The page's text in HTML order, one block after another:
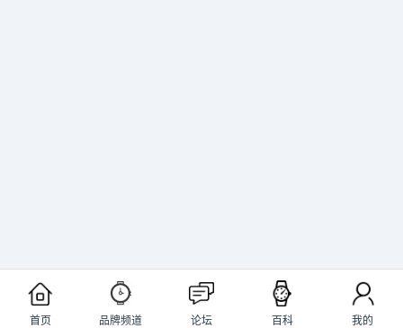
首页 品牌频道 论坛 百科 我的